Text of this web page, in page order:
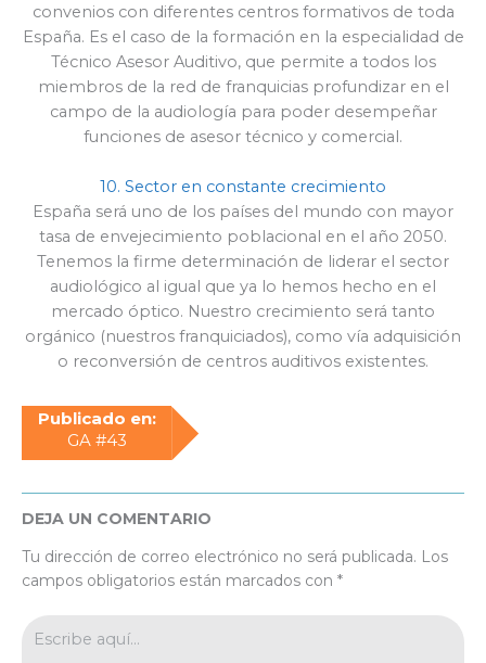
convenios con diferentes centros formativos de toda
España. Es el caso de la formación en la especialidad de
Técnico Asesor Auditivo, que permite a todos los
miembros de la red de franquicias profundizar en el
campo de la audiología para poder desempeñar
funciones de asesor técnico y comercial.
10. Sector en constante crecimiento
España será uno de los países del mundo con mayor
tasa de envejecimiento poblacional en el año 2050.
Tenemos la firme determinación de liderar el sector
audiológico al igual que ya lo hemos hecho en el
mercado óptico. Nuestro crecimiento será tanto
orgánico (nuestros franquiciados), como vía adquisición
o reconversión de centros auditivos existentes.
Publicado en:
GA #43
DEJA UN COMENTARIO
Tu dirección de correo electrónico no será publicada. Los
campos obligatorios están marcados con *
aquí...